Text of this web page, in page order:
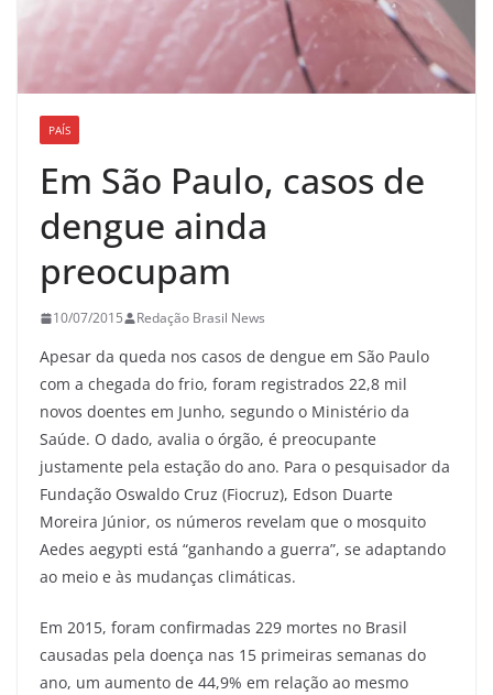
PAÍS
Em São Paulo, casos de
dengue ainda
preocupam
10/07/2015 Redação Brasil News
Apesar da queda nos casos de dengue em São Paulo
com a chegada do frio, foram registrados 22,8 mil
novos doentes em Junho, segundo o Ministério da
Saúde. O dado, avalia o órgão, é preocupante
justamente pela estação do ano. Para o pesquisador da
Fundação Oswaldo Cruz (Fiocruz), Edson Duarte
Moreira Júnior, os números revelam que o mosquito
Aedes aegypti está “ganhando a guerra”, se adaptando
ao meio e às mudanças climáticas.
Em 2015, foram confirmadas 229 mortes no Brasil
causadas pela doença nas 15 primeiras semanas do
ano, um aumento de 44,9% em relação ao mesmo